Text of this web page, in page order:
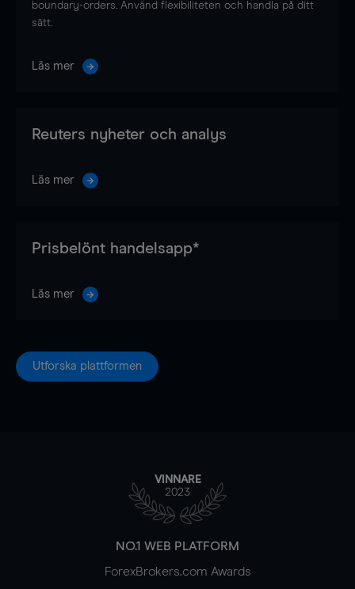
boundary-orders. Använd flexibiliteten och handla på ditt
sätt.
Läs mer
Reuters nyheter och analys
Läs mer
Prisbelönt handelsapp*
Läs mer
Utforska plattformen
VINNARE
2023
NO.1 WEB PLATFORM
ForexBrokers.com Awards